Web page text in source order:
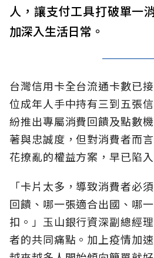
人，讓支付工具打破單一
加深入生活日常。
台灣信用卡全台流通卡數已
位成年人手中持有三到五張
紛推出專屬消費回饋及點數
著與忠誠度，但對消費者而
花撩亂的權益方案，早已陷
「卡片太多，導致消費者必
回饋、哪一張適合出國、哪
扣。」玉山銀行資深副總經
者的共同痛點。加上疫情加